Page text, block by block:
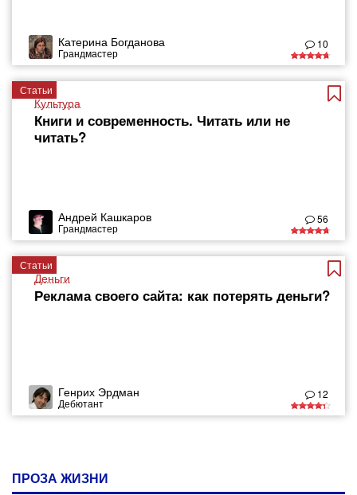
Катерина Богданова
Грандмастер
10
Статьи
Культура
Книги и современность. Читать или не
читать?
Андрей Кашкаров
Грандмастер
56
Статьи
Деньги
Реклама своего сайта: как потерять деньги?
Генрих Эрдман
Дебютант
12
ПРОЗА ЖИЗНИ